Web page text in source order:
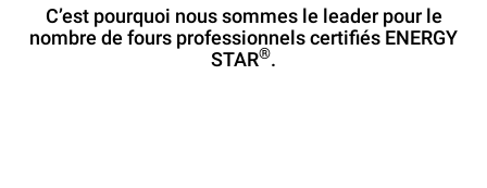
C’est pourquoi nous sommes le leader pour le
nombre de fours professionnels certifiés ENERGY
STAR®.